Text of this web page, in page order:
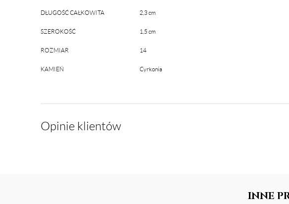
DŁUGOŚĆ CAŁKOWITA 2,3 cm
SZEROKOŚĆ 1,5 cm
ROZMIAR 14
KAMIEŃ Cyrkonia
Opinie klientów
INNE